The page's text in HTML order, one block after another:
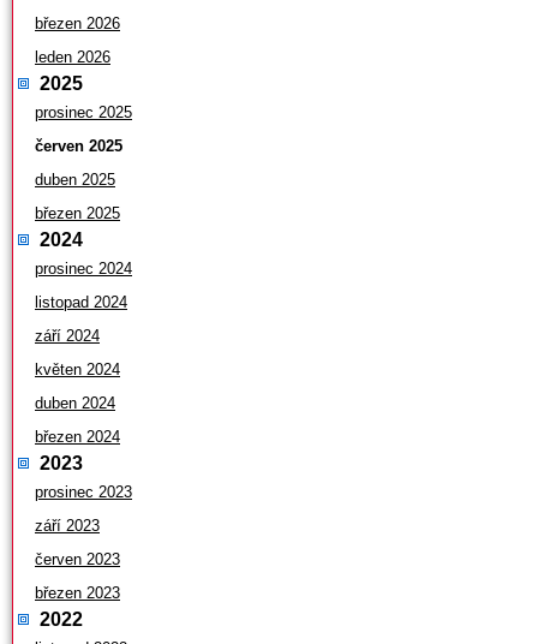
březen 2026
leden 2026
2025
prosinec 2025
červen 2025
duben 2025
březen 2025
2024
prosinec 2024
listopad 2024
září 2024
květen 2024
duben 2024
březen 2024
2023
prosinec 2023
září 2023
červen 2023
březen 2023
2022